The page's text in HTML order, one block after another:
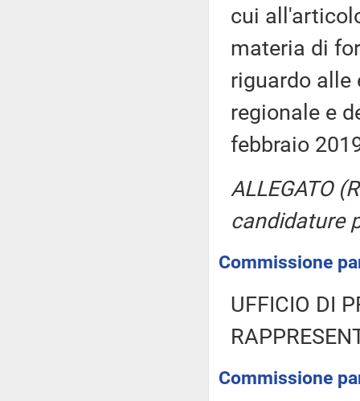
cui
materia di
riguardo alle
regionale e
febbraio
ALLEGATO
candidature
Commissione
UFFICIO DI
Commissione